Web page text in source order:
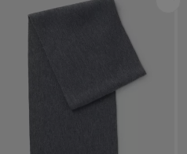
Connexion / Inscription